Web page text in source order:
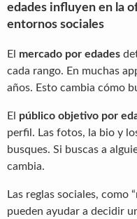
edades influyen en la
entornos sociales
El mercado por edades
cada rango. En muchas
años. Esto cambia cómo
El público objetivo por
perfil. Las fotos, la bio y
busques. Si buscas a
cambia.
Las reglas sociales, como
pueden ayudar a decidir